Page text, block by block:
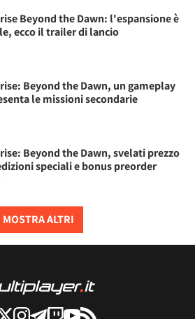
Beyond the Dawn: l'espansione è
ecco il trailer di lancio
Beyond the Dawn, un gameplay
le missioni secondarie
Beyond the Dawn, svelati prezzo
speciali e bonus preorder
MOSTRA ALTRI